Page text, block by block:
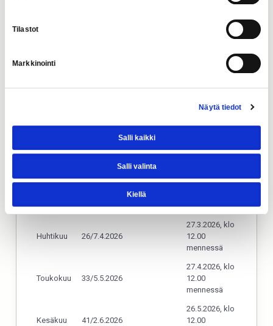
Tilastot
Markkinointi
Näytä tiedot
Salli kaikki
Salli valinta
Kiellä
ensimmäisiin numeroihin vuonna
klo 12.00
Helmikuu 9/3.2.2026
12.00
24.2.2026, klo
mennessä
Huhtikuu 26/7.4.2026
27.3.2026, klo
12.00
mennessä
Toukokuu 33/5.5.2026
27.4.2026, klo
12.00
mennessä
Kesäkuu 41/2.6.2026
26.5.2026, klo
12.00